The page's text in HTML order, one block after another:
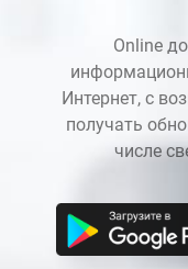
Online
Интернет, с
получать
числе